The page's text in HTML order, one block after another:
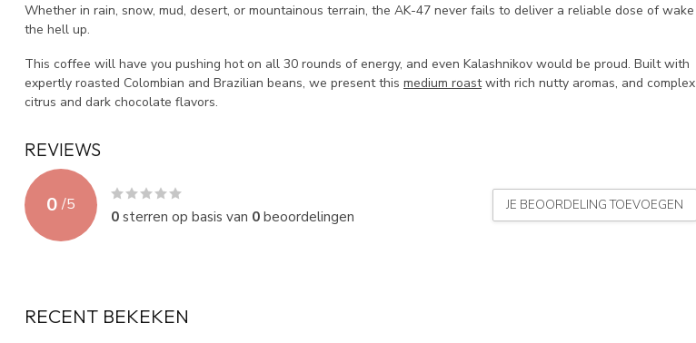
Whether in rain, snow, mud, desert, or mountainous terrain, the AK-47 never fails to deliver a reliable dose of wake
the hell up.
This coffee will have you pushing hot on all 30 rounds of energy, and even Kalashnikov would be proud. Built with
expertly roasted Colombian and Brazilian beans, we present this medium roastwith rich nutty aromas, and complex
citrus and dark chocolate flavors.
REVIEWS
0 /5
0sterren op basis van 0beoordelingen
JE BEOORDELING TOEVOEGEN
RECENT BEKEKEN